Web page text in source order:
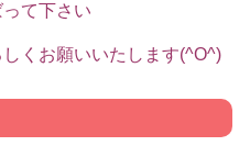
て下さい
くお願いいたします(^O^)